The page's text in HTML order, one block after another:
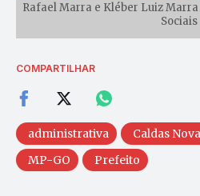
Rafael Marra e Kléber Luiz
Sociais
COMPARTILHAR
administrativa Caldas
MP-GO
Prefeito